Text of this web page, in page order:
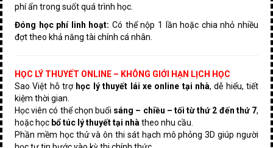
phí ẩn trong suốt quá trình học.
Đóng học phí linh hoạt: Có thể nộp 1 lần hoặc chia nhỏ nhiều
đợt theo khả năng tài chính cá nhân.
HỌC LÝ THUYẾT ONLINE – KHÔNG GIỚI HẠN LỊCH HỌC
Sao Việt hỗ trợ học lý thuyết lái xe online tại nhà, dễ hiểu, tiết
kiệm thời gian.
Học viên có thể chọn buổi sáng – chiều – tối từ thứ 2 đến thứ 7,
hoặc học bổ túc lý thuyết tại nhà theo nhu cầu.
Phần mềm học thử và ôn thi sát hạch mô phỏng 3D giúp người